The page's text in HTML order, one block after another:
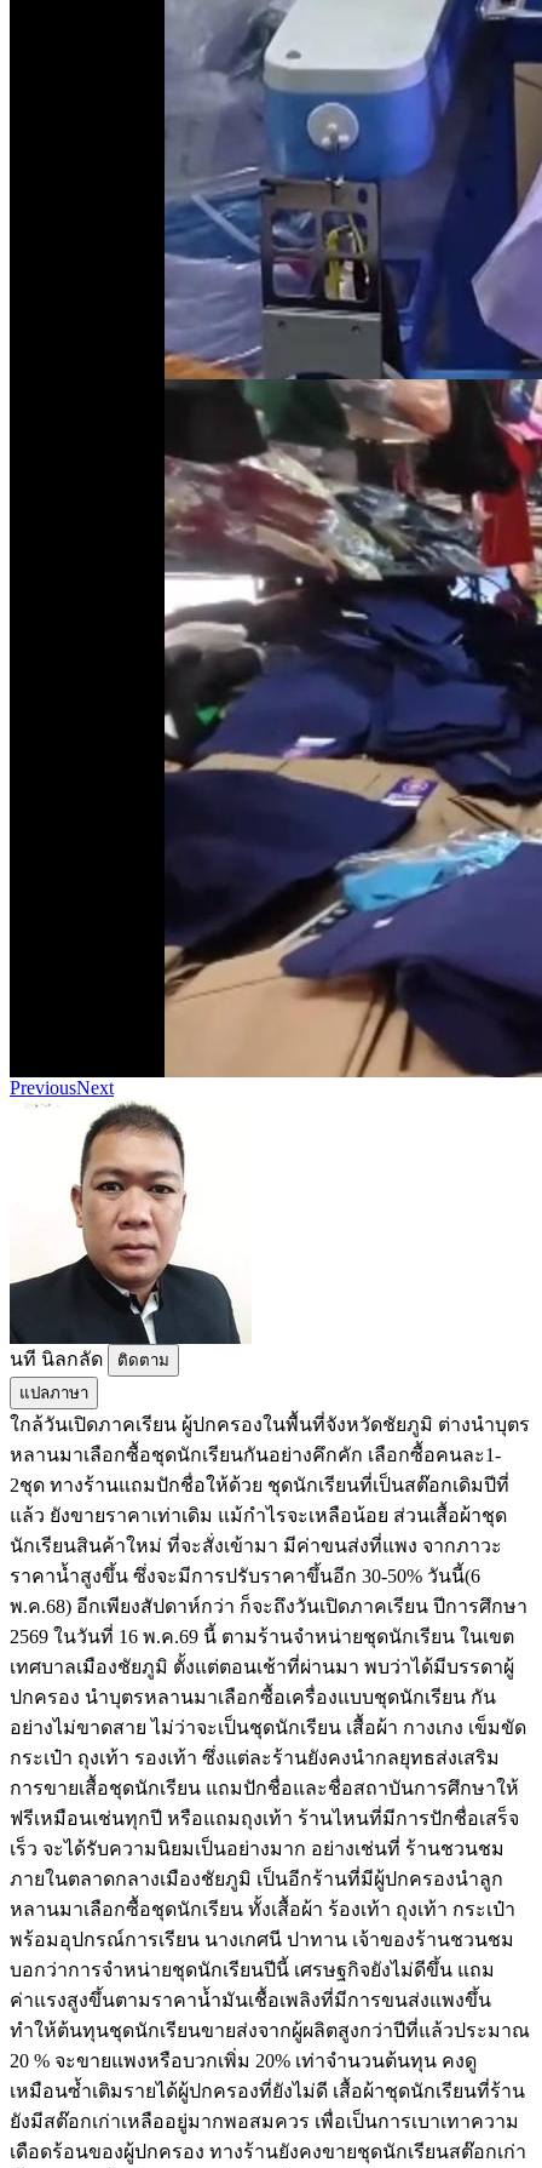
PreviousNext
นที​ นิล​กลัด​
ติดตาม
แปลภาษา
ใกล้วันเปิดภาคเรียน ผู้ปกครองในพื้นที่จังหวัดชัยภูมิ ต่างนำบุตร
หลานมาเลือกซื้อชุดนักเรียนกันอย่างคึกคัก เลือกซื้อคนละ1-
2ชุด ทางร้านแถมปักชื่อให้ด้วย ชุดนักเรียนที่เป็นสต๊อกเดิมปีที่
แล้ว ยังขายราคาเท่าเดิม แม้กำไรจะเหลือน้อย ส่วนเสื้อผ้าชุด
นักเรียนสินค้าใหม่ ที่จะสั่งเข้ามา มีค่าขนส่งที่แพง จากภาวะ
ราคาน้ำสูงขึ้น ซึ่งจะมีการปรับราคาขึ้นอีก 30-50% วันนี้(6
พ.ค.68) อีกเพียงสัปดาห์กว่า ก็จะถึงวันเปิดภาคเรียน ปีการศึกษา
2569 ในวันที่ 16 พ.ค.69 นี้ ตามร้านจำหน่ายชุดนักเรียน ในเขต
เทศบาลเมืองชัยภูมิ ตั้งแต่ตอนเช้าที่ผ่านมา พบว่าได้มีบรรดาผู้
ปกครอง นำบุตรหลานมาเลือกซื้อเครื่องแบบชุดนักเรียน กัน
อย่างไม่ขาดสาย ไม่ว่าจะเป็นชุดนักเรียน เสื้อผ้า กางเกง เข็มขัด
กระเป๋า ถุงเท้า รองเท้า ซึ่งแต่ละร้านยังคงนำกลยุทธส่งเสริม
การขายเสื้อชุดนักเรียน แถมปักชื่อและชื่อสถาบันการศึกษาให้
ฟรีเหมือนเช่นทุกปี หรือแถมถุงเท้า ร้านไหนที่มีการปักชื่อเสร็จ
เร็ว จะได้รับความนิยมเป็นอย่างมาก อย่างเช่นที่ ร้านชวนชม
ภายในตลาดกลางเมืองชัยภูมิ เป็นอีกร้านที่มีผู้ปกครองนำลูก
หลานมาเลือกซื้อชุดนักเรียน ทั้งเสื้อผ้า ร้องเท้า ถุงเท้า กระเป๋า
พร้อมอุปกรณ์การเรียน นางเกศนี ปาทาน เจ้าของร้านชวนชม
บอกว่าการจำหน่ายชุดนักเรียนปีนี้ เศรษฐกิจยังไม่ดีขึ้น แถม
ค่าแรงสูงขึ้นตามราคาน้ำมันเชื้อเพลิงที่มีการขนส่งแพงขึ้น
ทำให้ต้นทุนชุดนักเรียนขายส่งจากผู้ผลิตสูงกว่าปีที่แล้วประมาณ
20 % จะขายแพงหรือบวกเพิ่ม 20% เท่าจำนวนต้นทุน คงดู
เหมือนซ้ำเติมรายได้ผู้ปกครองที่ยังไม่ดี เสื้อผ้าชุดนักเรียนที่ร้าน
ยังมีสต๊อกเก่าเหลืออยู่มากพอสมควร เพื่อเป็นการเบาเทาความ
เดือดร้อนของผู้ปกครอง ทางร้านยังคงขายชุดนักเรียนสต๊อกเก่า